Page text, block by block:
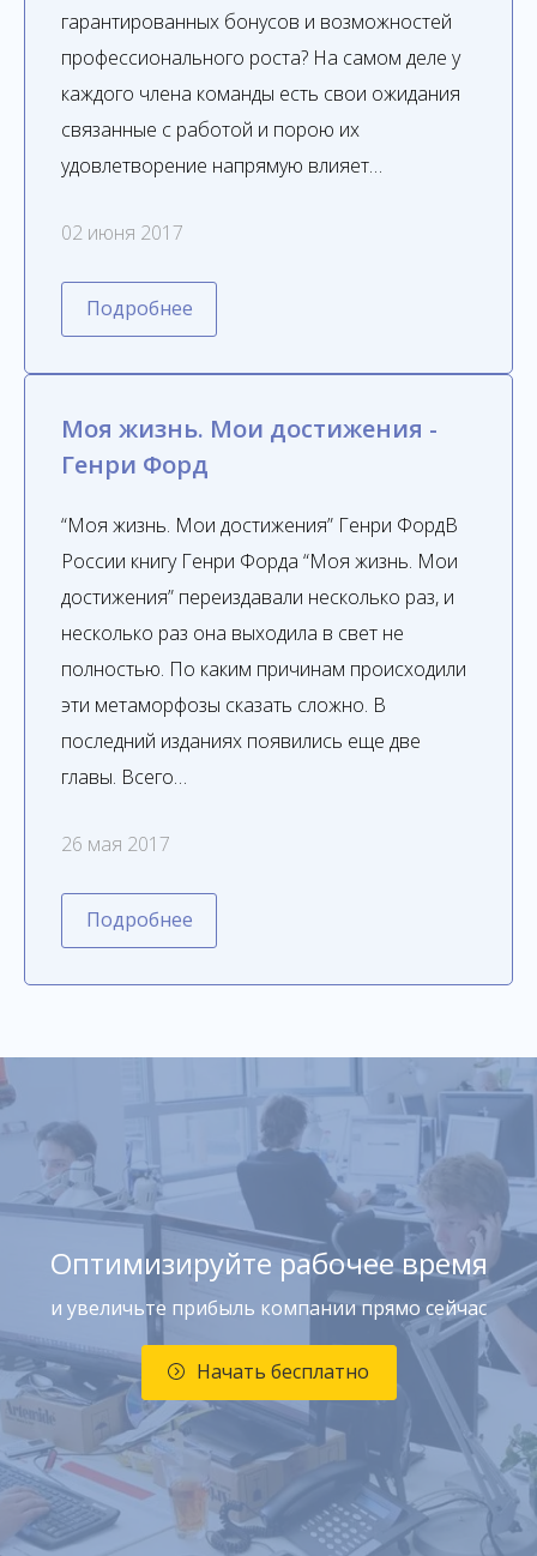
гарантированных бонусов и возможностей
профессионального роста? На самом деле у
каждого члена команды есть свои ожидания
связанные с работой и порою их
удовлетворение напрямую влияет…
02 июня 2017
Подробнее
Моя жизнь. Мои достижения -
Генри Форд
“Моя жизнь. Мои достижения” Генри ФордВ
России книгу Генри Форда “Моя жизнь. Мои
достижения” переиздавали несколько раз, и
несколько раз она выходила в свет не
полностью. По каким причинам происходили
эти метаморфозы сказать сложно. В
последний изданиях появились еще две
главы. Всего…
26 мая 2017
Подробнее
Оптимизируйте рабочее время
и увеличьте прибыль компании прямо сейчас
Начать бесплатно